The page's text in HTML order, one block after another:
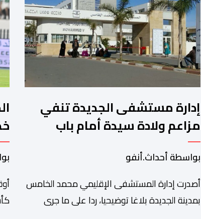
إدارة مستشفى الجديدة تنفي
مزاعم ولادة سيدة أمام باب
المؤسسة وتؤكد فتح تحقيق
بواسطة أحداث.أنفو
أصدرت إدارة المستشفى الإقليمي محمد الخامس
بمدينة الجديدة بلاغا توضيحيا، ردا على ما جرى